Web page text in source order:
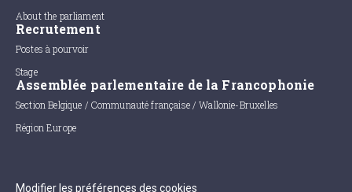
About the parliament
Recrutement
Postes à pourvoir
Stage
Assemblée parlementaire de la Francophonie
Section Belgique / Communauté française / Wallonie-Bruxelles
Région Europe
Modifier les préférences des cookies